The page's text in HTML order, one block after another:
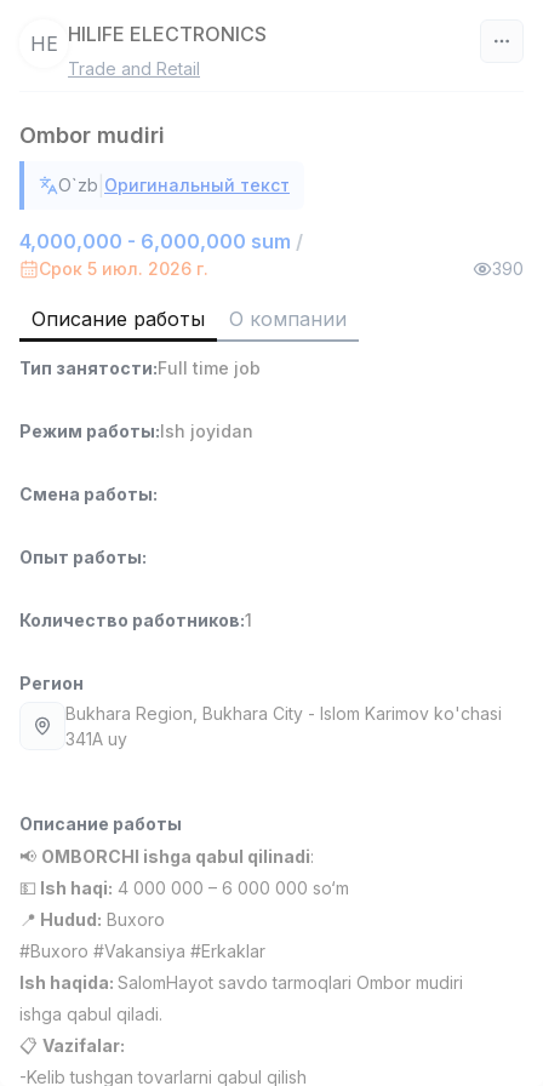
4,280,000 sum/
ASIAN
Full time job
Руководитель отдела продаж
6,000,000 - 15,000,000 sum
Full time job
Ish joyidan
Продавец-консультант
Full time job
Ish joyidan
Повар фастфуда
LES AILES
Full time job
Ish joyidan
NAVBAHOR APTEKA
Ish joyidan
Оператор по продажам (Только для
Договорная
NAFF
Full time job
Ish joyidan
Агент по продажам
HE HILIFE ELECTRONICS
Trade and Retail
Ombor mudiri
O`zb Оригинальный текст
4,000,000 - 6,000,000 sum /
Срок 5 июл. 2026 г. 390
Описание работы О компании
Тип занятости:Full time job
Режим работы:Ish joyidan
Смена работы:
Опыт работы:
Количество работников:1
Регион
Bukhara Region , Bukhara City - Islom Karimov ko'chasi
341A uy
Описание работы
📢 OMBORCHI ishga qabul qilinadi:
💵 Ish haqi: 4 000 000 – 6 000 000 so‘m
📍 Hudud: Buxoro
#Buxoro #Vakansiya #Erkaklar
Ish haqida: SalomHayot savdo tarmoqlari Ombor mudiri
ishga qabul qiladi.
📋 Vazifalar:
-Kelib tushgan tovarlarni qabul qilish
Вакансии